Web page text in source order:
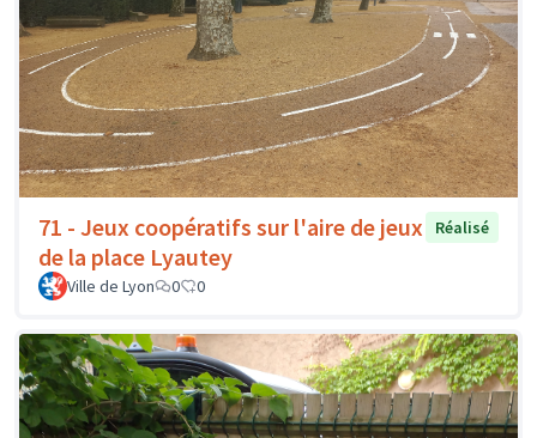
71 - Jeux coopératifs sur l'aire de jeux
de la place Lyautey
Réalisé
Ville de Lyon 0 0